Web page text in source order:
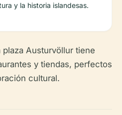
y la historia islandesas.
Austurvöllur tiene
y tiendas, perfectos
cultural.